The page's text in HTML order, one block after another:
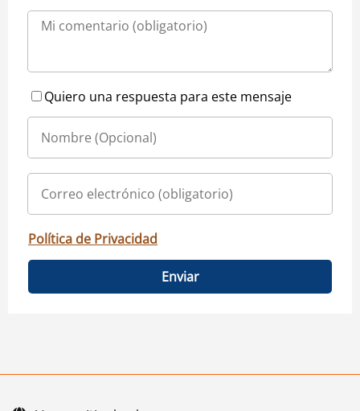
Quiero una respuesta para este mensaje
Política de Privacidad
Enviar